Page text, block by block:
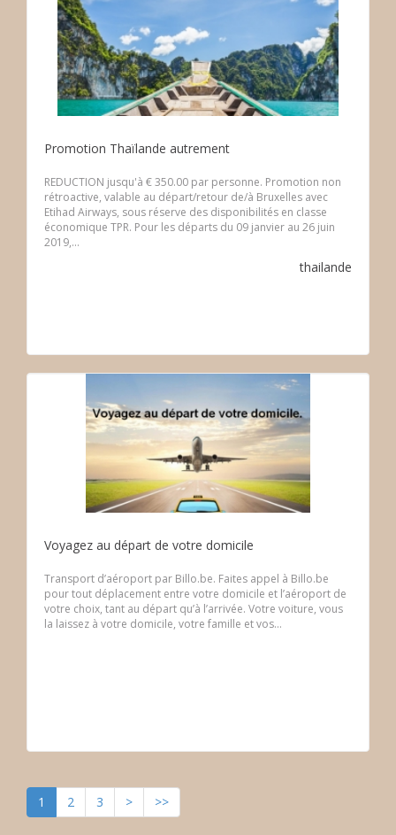
Promotion Thaïlande autrement
REDUCTION jusqu'à € 350.00 par personne. Promotion non
rétroactive, valable au départ/retour de/à Bruxelles avec
Etihad Airways, sous réserve des disponibilités en classe
économique TPR. Pour les départs du 09 janvier au 26 juin
2019,...
thailande
Voyagez au départ de votre domicile
Transport d’aéroport par Billo.be. Faites appel à Billo.be
pour tout déplacement entre votre domicile et l’aéroport de
votre choix, tant au départ qu’à l’arrivée. Votre voiture, vous
la laissez à votre domicile, votre famille et vos...
1 2 3 > >>